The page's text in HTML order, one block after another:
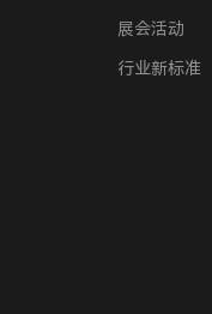
展会活动
行业新标准